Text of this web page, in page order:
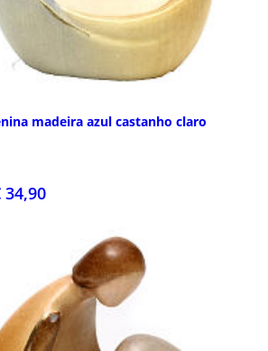
madeira azul castanho claro
34,90